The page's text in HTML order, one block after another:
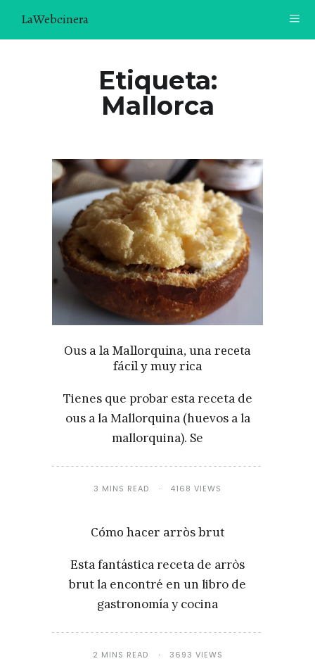
LaWebcinera
SOBRE MÍ
¿TE GUSTARÍA UNIRTE A NUESTRA AVENTURA GASTRON
ÓMICA?
ÚNETE A LA NEWSLETTER
RECOMENDACIONES
Etiqueta:
Mallorca
Ous a la Mallorquina, una receta
fácil y muy rica
Tienes que probar esta receta de
ous a la Mallorquina (huevos a la
mallorquina). Se
3 MINS READ 4168 VIEWS
Cómo hacer arròs brut
Esta fantástica receta de arròs
brut la encontré en un libro de
gastronomía y cocina
2 MINS READ 3693 VIEWS